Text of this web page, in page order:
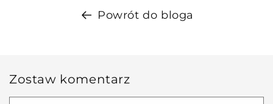
Powrót do bloga
Zostaw komentarz